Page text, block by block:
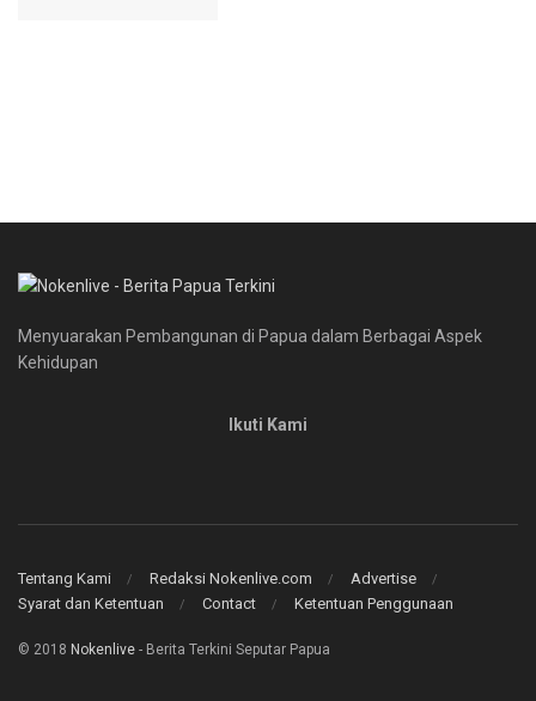
Menyuarakan Pembangunan di Papua dalam Berbagai Aspek
Kehidupan
Ikuti Kami
Tentang Kami Redaksi Nokenlive.com
Advertise
Syarat dan Ketentuan
Contact Ketentuan Penggunaan
© 2018 Nokenlive - Berita Terkini Seputar Papua